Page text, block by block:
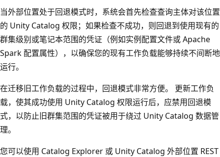
当外部位置处于回退模式时，系统会首先检查查询主体对该位置
的 Unity Catalog 权限；如果检查不成功，则回退到使用现有的
群集级别或笔记本范围的凭证（例如实例配置文件或 Apache
Spark 配置属性），以确保您的现有工作负载能够持续不间断地
运行。
在迁移旧工作负载的过程中，回退模式非常方便。 更新工作负
载，使其成功使用 Unity Catalog 权限运行后，应禁用回退模
式，以防止旧群集范围的凭证被用于绕过 Unity Catalog 数据管
理。
您可以使用 Catalog Explorer 或 Unity Catalog 外部位置 REST